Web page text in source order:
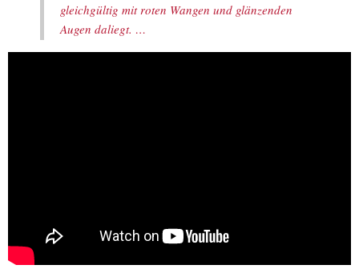
gleichgültig mit roten Wangen und glänzenden
Augen daliegt. …